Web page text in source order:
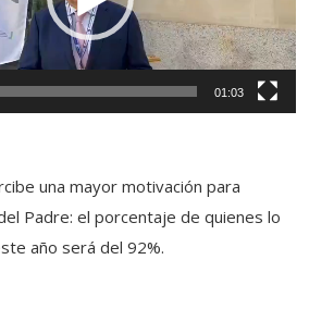
01:03
Padre: el porcentaje de quienes lo
año será del 92%.